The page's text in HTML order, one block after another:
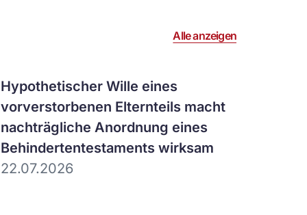
Alle anzeigen
Hypothetischer Wille eines
vorverstorbenen Elternteils macht
nachträgliche Anordnung eines
Behindertentestaments wirksam
22.07.2026
Artikel
ansehen